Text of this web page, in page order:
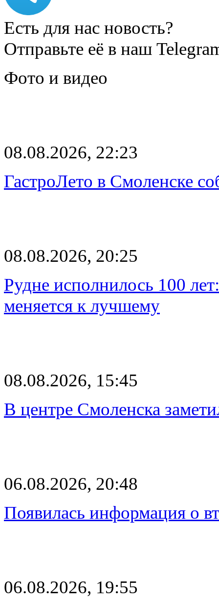
Есть для нас новость?
Отправьте её в наш
Фото и видео
08.08.2026, 22:23
ГастроЛето в Смоленске
08.08.2026, 20:25
Рудне исполнилось 100
меняется к лучшему
08.08.2026, 15:45
В центре Смоленска
06.08.2026, 20:48
Появилась информация о
06.08.2026, 19:55